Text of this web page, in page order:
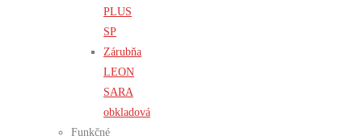
PLUS
SP
Zárubňa
LEON
SARA
obkladová
Funkčné